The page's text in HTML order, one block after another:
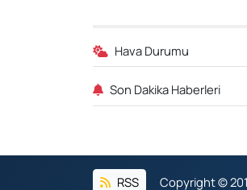
Hava Durumu
Son Dakika Haberleri
RSS Copyright ©